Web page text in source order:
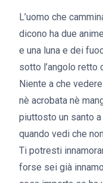
L’uomo che
dicono ha due
e una luna e dei
sotto l’angolo retto
Niente a che
nè acrobata nè
piuttosto un santo
quando vedi che
Ti potresti
forse sei già